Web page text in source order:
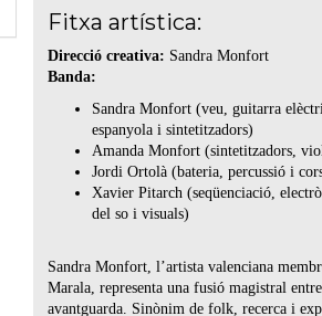
Fitxa artística:
Direcció creativa: Sandra Monfort
Banda:
Sandra Monfort (veu, guitarra
espanyola i sintetitzadors)
Amanda Monfort (sintetitzadors,
Jordi Ortolà (bateria, percussió i
Xavier Pitarch (seqüenciació,
del so i visuals)
Sandra Monfort, l’artista valenciana
Marala, representa una fusió magistral
avantguarda. Sinònim de folk, recerca i